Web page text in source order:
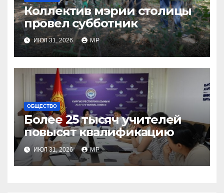
Коллектив мэрии столицы
провел субботник
ИЮЛ 31, 2026 MP
ОБЩЕСТВО
Более 25 тысяч учителей
повысят квалификацию
ИЮЛ 31, 2026 MP